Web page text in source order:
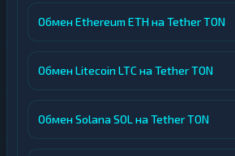
Обмен Ethereum ETH на Tether TON
Обмен Litecoin LTC на Tether TON
Обмен Solana SOL на Tether TON